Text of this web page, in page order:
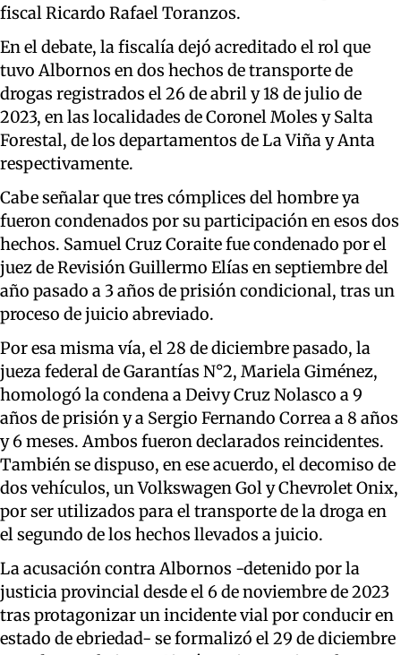
fiscal Ricardo Rafael Toranzos.
En el debate, la fiscalía dejó acreditado el rol que
tuvo Albornos en dos hechos de transporte de
drogas registrados el 26 de abril y 18 de julio de
2023, en las localidades de Coronel Moles y Salta
Forestal, de los departamentos de La Viña y Anta
respectivamente.
Cabe señalar que tres cómplices del hombre ya
fueron condenados por su participación en esos dos
hechos. Samuel Cruz Coraite fue condenado por el
juez de Revisión Guillermo Elías en septiembre del
año pasado a 3 años de prisión condicional, tras un
proceso de juicio abreviado.
Por esa misma vía, el 28 de diciembre pasado, la
jueza federal de Garantías N°2, Mariela Giménez,
homologó la condena a Deivy Cruz Nolasco a 9
años de prisión y a Sergio Fernando Correa a 8 años
y 6 meses. Ambos fueron declarados reincidentes.
También se dispuso, en ese acuerdo, el decomiso de
dos vehículos, un Volkswagen Gol y Chevrolet Onix,
por ser utilizados para el transporte de la droga en
el segundo de los hechos llevados a juicio.
La acusación contra Albornos -detenido por la
justicia provincial desde el 6 de noviembre de 2023
tras protagonizar un incidente vial por conducir en
estado de ebriedad- se formalizó el 29 de diciembre